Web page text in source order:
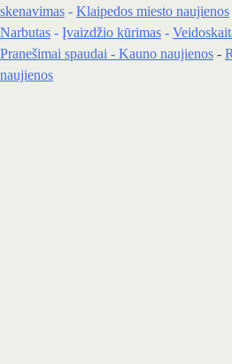
skenavimas - Klaipedos miesto naujienos
Narbutas - Įvaizdžio kūrimas -
Pranešimai spaudai - Kauno naujienos -
naujienos